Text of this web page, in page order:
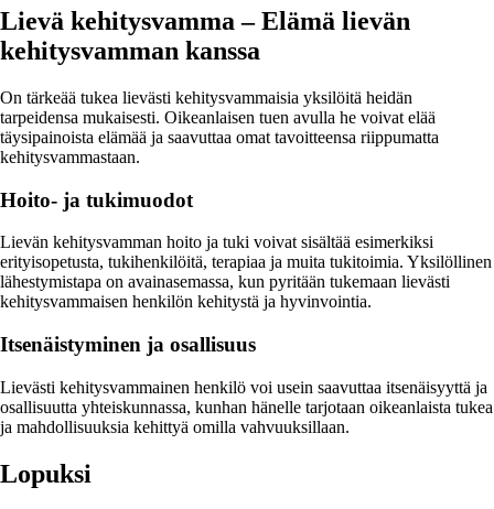
Lievä kehitysvamma – Elämä lievän
kehitysvamman kanssa
On tärkeää tukea lievästi kehitysvammaisia yksilöitä heidän
tarpeidensa mukaisesti. Oikeanlaisen tuen avulla he voivat elää
täysipainoista elämää ja saavuttaa omat tavoitteensa riippumatta
kehitysvammastaan.
Hoito- ja tukimuodot
Lievän kehitysvamman hoito ja tuki voivat sisältää esimerkiksi
erityisopetusta, tukihenkilöitä, terapiaa ja muita tukitoimia. Yksilöllinen
lähestymistapa on avainasemassa, kun pyritään tukemaan lievästi
kehitysvammaisen henkilön kehitystä ja hyvinvointia.
Itsenäistyminen ja osallisuus
Lievästi kehitysvammainen henkilö voi usein saavuttaa itsenäisyyttä ja
osallisuutta yhteiskunnassa, kunhan hänelle tarjotaan oikeanlaista tukea
ja mahdollisuuksia kehittyä omilla vahvuuksillaan.
Lopuksi